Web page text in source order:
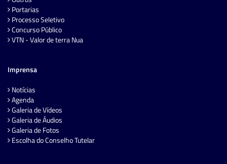
Portarias
Processo Seletivo
Concurso Público
VTN - Valor de terra Nua
Imprensa
Notícias
Agenda
Galeria de Vídeos
Galeria de Áudios
Galeria de Fotos
Escolha do Conselho Tutelar